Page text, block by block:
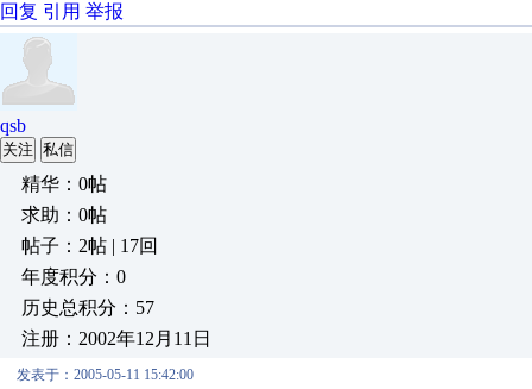
回复 引用 举报
qsb
关注 私信
精华：0帖
求助：0帖
帖子：2帖 | 17回
年度积分：0
历史总积分：57
注册：2002年12月11日
发表于：2005-05-11 15:42:00